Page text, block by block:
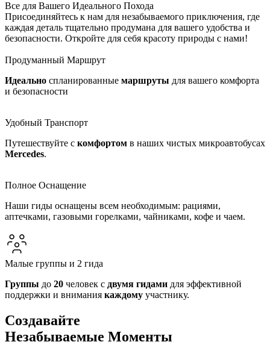
Все для Вашего Идеального Похода
Присоединяйтесь к нам для незабываемого приключения, где
каждая деталь тщательно продумана для вашего удобства и
безопасности. Откройте для себя красоту природы с нами!
Продуманный Маршрут
Идеально спланированные маршруты для вашего комфорта
и безопасности
Удобный Транспорт
Путешествуйте с комфортом в наших чистых микроавтобусах
Mercedes.
Полное Оснащение
Наши гиды оснащены всем необходимым: рациями,
аптечками, газовыми горелками, чайниками, кофе и чаем.
Малые группы и 2 гида
Группы до 20 человек с двумя гидами для эффективной
поддержки и внимания каждому участнику.
Создавайте
Незабываемые Моменты